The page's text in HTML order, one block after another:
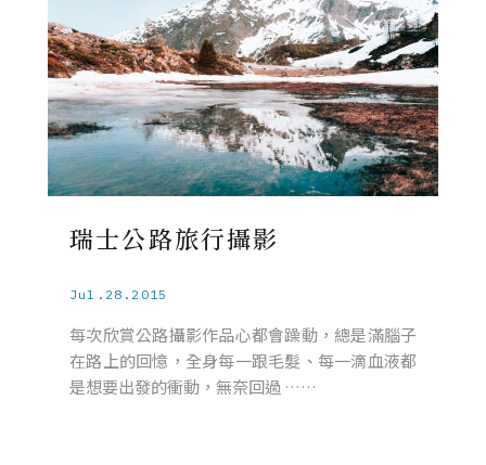
瑞士公路旅行攝影
Jul.28.2015
每次欣賞公路攝影作品心都會躁動，總是滿腦子
在路上的回憶，全身每一跟毛髮、每一滴血液都
是想要出發的衝動，無奈回過 ……